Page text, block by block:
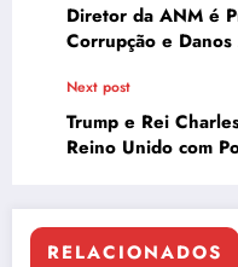
Diretor da ANM é
Corrupção e
Next post
Trump e Rei
Reino Unido com
RELACIONADOS